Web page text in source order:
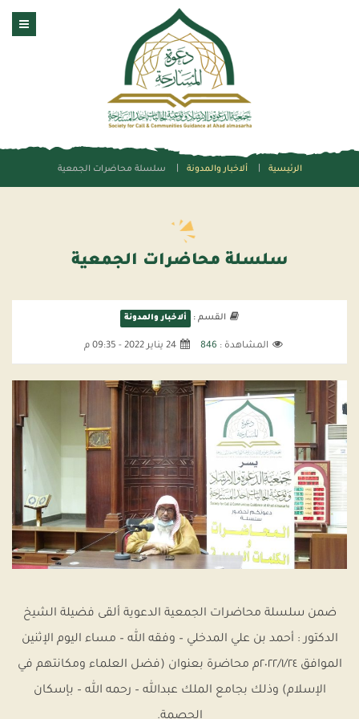
الرئيسية ألاخبار والمدونة سلسلة محاضرات الجمعية
سلسلة محاضرات الجمعية
القسم : ألاخبار والمدونة
المشاهدة : 846 24 يناير 2022 - 09:35 م
ضمن سلسلة محاضرات الجمعية الدعوية ألقى فضيلة الشيخ
الدكتور : أحمد بن علي المدخلي – وفقه الله – مساء اليوم الإثنين
الموافق ٢٠٢٢/١/٢٤م محاضرة بعنوان (فضل العلماء ومكانتهم في
الإسلام) وذلك بجامع الملك عبدالله – رحمه الله – بإسكان